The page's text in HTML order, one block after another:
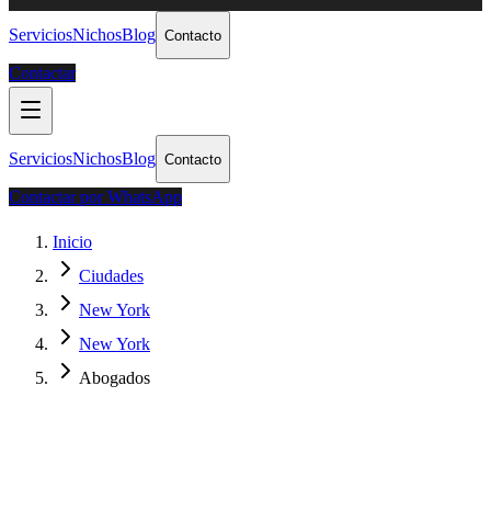
ServiciosNichosBlog Contacto
Contactar
ServiciosNichosBlog Contacto
Contactar por WhatsApp
Inicio
Ciudades
New York
New York
Abogados